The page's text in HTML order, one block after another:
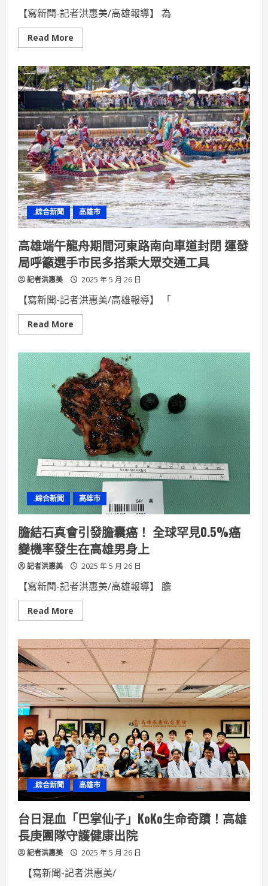
文
化
新
【寫新聞-記者洪惠美/高雄報導】 為
Read More
more
高
醫
大
啟
航
獎
學
金
助
國
際
交
流
夢
想
起
飛
.綜合新聞 高雄市
高雄端午龍舟期間河東路南向車道封閉 運發
局呼籲選手市民多搭乘大眾交通工具
記者洪惠美 2025 年 5 月 26 日
【寫新聞-記者洪惠美/高雄報導】 「
Read More
more
雄
端
午
龍
舟
期
間
河
東
路
南
向
車
道
封
閉
運
發
局
呼
籲
選
手
市
民
多
乘
大
眾
.綜合新聞 高雄市
膽結石真會引發膽囊癌！ 全球罕見0.5%癌
變機率發生在高雄男身上
記者洪惠美 2025 年 5 月 26 日
【寫新聞-記者洪惠美/高雄報導】 膽
Read More
more
結
石
真
會
發
膽
囊
癌！
全
球
罕
見
0.5%
癌
變
機
率
發
生
在
高
雄
男
身
上
.綜合新聞 高雄市
台日混血「巴掌仙子」KoKo生命奇蹟！高雄
長庚團隊守護健康出院
記者洪惠美 2025 年 5 月 26 日
【寫新聞-記者洪惠美/